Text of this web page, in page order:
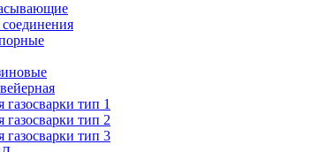
газосварки тип 1
газосварки тип 2
газосварки тип 3